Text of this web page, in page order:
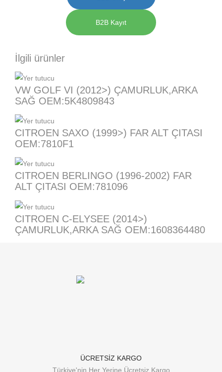
B2B Kayıt
İlgili ürünler
VW GOLF VI (2012>) ÇAMURLUK,ARKA
SAĞ OEM:5K4809843
CITROEN SAXO (1999>) FAR ALT ÇITASI
OEM:7810F1
CITROEN BERLINGO (1996-2002) FAR
ALT ÇITASI OEM:781096
CITROEN C-ELYSEE (2014>)
ÇAMURLUK,ARKA SAĞ OEM:1608364480
ÜCRETSİZ KARGO
Türkiye'nin Her Yerine Ücretsiz Kargo